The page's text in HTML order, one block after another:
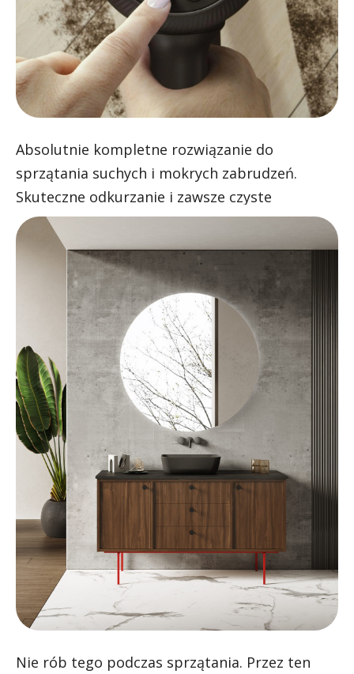
Absolutnie kompletne rozwiązanie do
sprzątania suchych i mokrych zabrudzeń.
Skuteczne odkurzanie i zawsze czyste
mopowanie
Nie rób tego podczas sprzątania. Przez ten